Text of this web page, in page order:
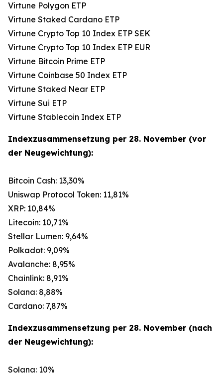
Virtune Polygon ETP
Virtune Staked Cardano ETP
Virtune Crypto Top 10 Index ETP SEK
Virtune Crypto Top 10 Index ETP EUR
Virtune Bitcoin Prime ETP
Virtune Coinbase 50 Index ETP
Virtune Staked Near ETP
Virtune Sui ETP
Virtune Stablecoin Index ETP
Indexzusammensetzung per 28. November (vor
der Neugewichtung):
Bitcoin Cash: 13,30%
Uniswap Protocol Token: 11,81%
XRP: 10,84%
Litecoin: 10,71%
Stellar Lumen: 9,64%
Polkadot: 9,09%
Avalanche: 8,95%
Chainlink: 8,91%
Solana: 8,88%
Cardano: 7,87%
Indexzusammensetzung per 28. November (nach
der Neugewichtung):
Solana: 10%